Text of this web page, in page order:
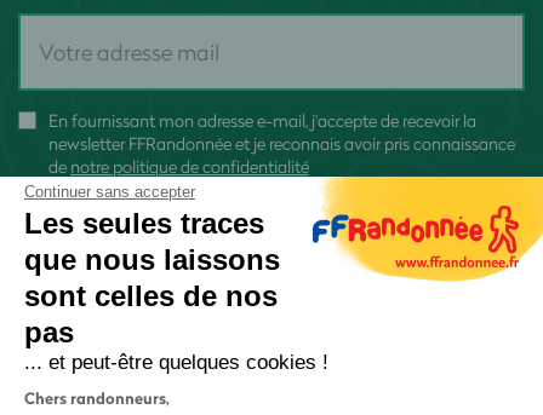
En fournissant mon adresse e-mail, j'accepte de recevoir la
newsletter FFRandonnée et je reconnais avoir pris connaissance
de notre politique de confidentialité
Continuer sans accepter
Les seules traces
que nous laissons
sont celles de nos
pas
... et peut-être quelques cookies !
Chers randonneurs,